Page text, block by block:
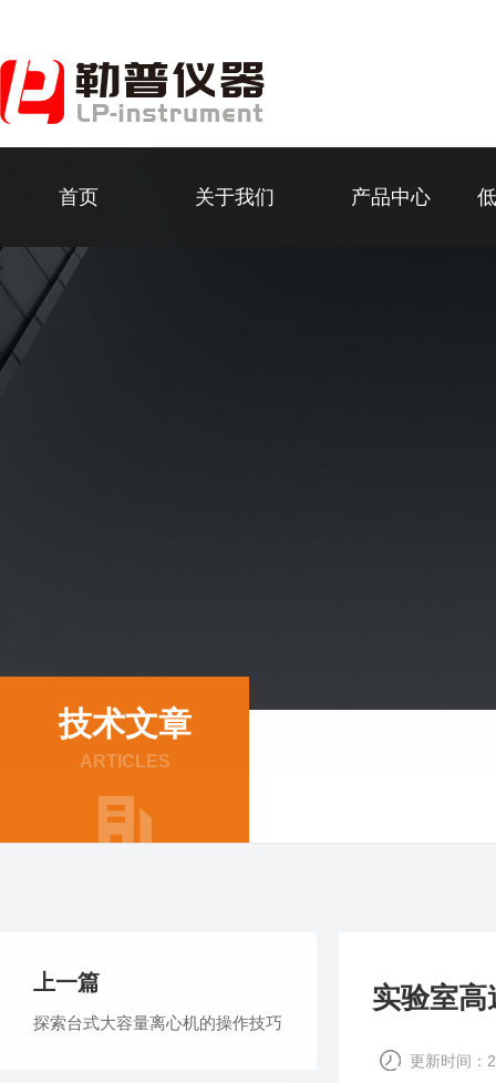
首页 关于我们 产品中心
技术文章
ARTICLES
实验室
更新时间：
上一篇
探索台式大容量离心机的操作技巧